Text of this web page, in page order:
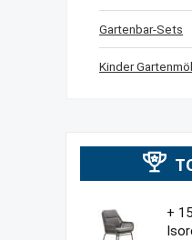
Gartenbar-Sets
Kinder
+